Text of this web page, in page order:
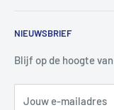
Tel:+31 6 345 30 448
Mail:
Informatie
Privacybeleid
Verzendbeleid
NIEUWSBRIEF
Blijf op de hoogte
Jouw e-mailadres